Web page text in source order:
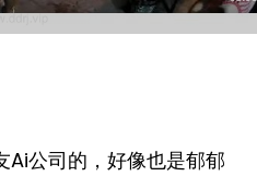
Ai公司的，好像也是郁郁